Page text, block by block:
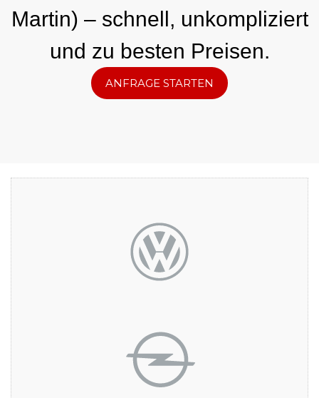
Martin) – schnell, unkompliziert
und zu besten Preisen.
ANFRAGE STARTEN